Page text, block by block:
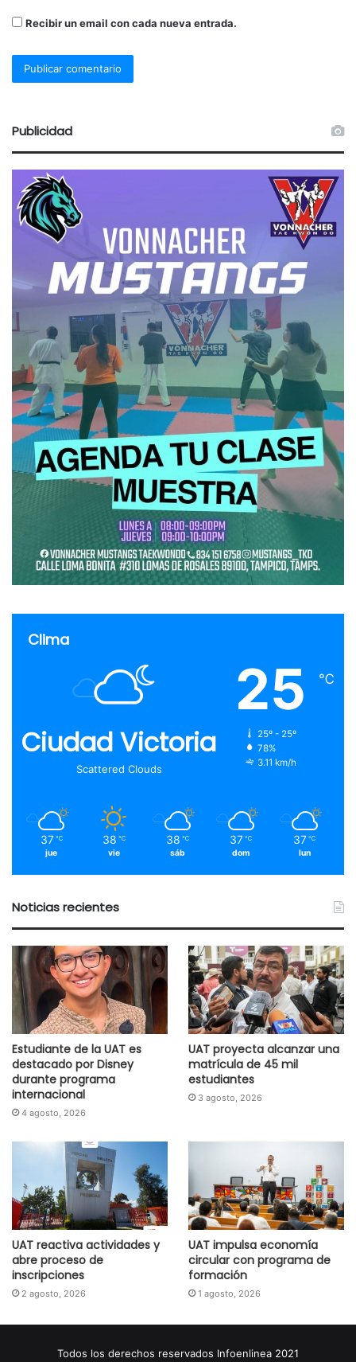
Recibir un email con cada nueva entrada.
Publicidad
Clima
Ciudad Victoria
Scattered Clouds
25 ℃
25º - 25º
78%
3.11 km/h
37 ℃
jue
38 ℃
vie
38 ℃
sáb
37 ℃
dom
37 ℃
lun
Noticias recientes
Estudiante de la UAT es
destacado por Disney
durante programa
internacional
4 agosto, 2026
UAT proyecta alcanzar una
matrícula de 45 mil
estudiantes
3 agosto, 2026
UAT reactiva actividades y
abre proceso de
inscripciones
2 agosto, 2026
UAT impulsa economía
circular con programa de
formación
1 agosto, 2026
Todos los derechos reservados Infoenlinea 2021